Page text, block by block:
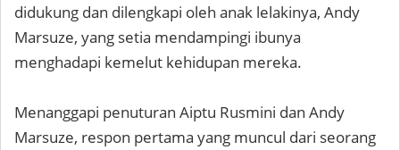
didukung dan dilengkapi oleh anak lelakinya, Andy
Marsuze, yang setia mendampingi ibunya
menghadapi kemelut kehidupan mereka.
Menanggapi penuturan Aiptu Rusmini dan Andy
Marsuze, respon pertama yang muncul dari seorang